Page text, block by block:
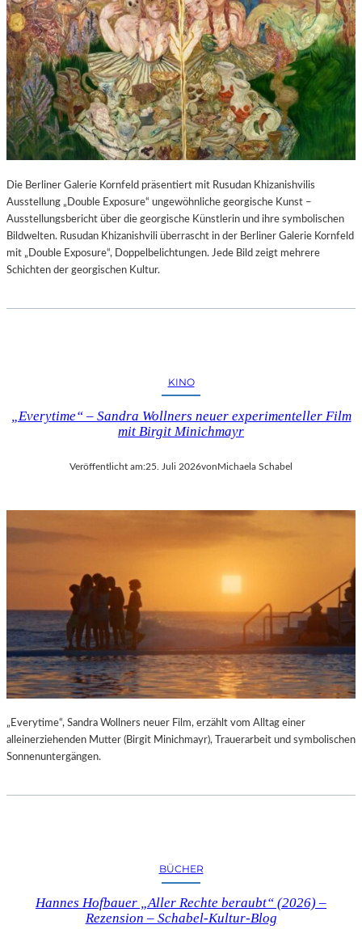
Die Berliner Galerie Kornfeld präsentiert mit Rusudan Khizanishvilis
Ausstellung „Double Exposure“ ungewöhnliche georgische Kunst –
Ausstellungsbericht über die georgische Künstlerin und ihre symbolischen
Bildwelten. Rusudan Khizanishvili überrascht in der Berliner Galerie Kornfeld
mit „Double Exposure“, Doppelbelichtungen. Jede Bild zeigt mehrere
Schichten der georgischen Kultur.
KINO
„Everytime“ – Sandra Wollners neuer experimenteller Film
mit Birgit Minichmayr
Veröffentlicht am:25. Juli 2026vonMichaela Schabel
„Everytime“, Sandra Wollners neuer Film, erzählt vom Alltag einer
alleinerziehenden Mutter (Birgit Minichmayr), Trauerarbeit und symbolischen
Sonnenuntergängen.
BÜCHER
Hannes Hofbauer „Aller Rechte beraubt“ (2026) –
Rezension – Schabel-Kultur-Blog